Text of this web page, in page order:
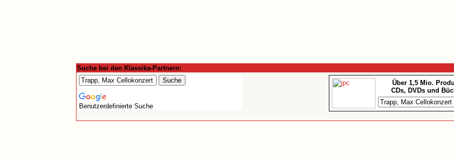
Suche bei den Klassika-Partnern:
Benutzerdefinierte Suche
Über 1,5 Mio.
CDs, DVDs und